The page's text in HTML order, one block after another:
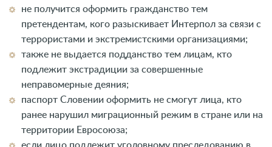
не получится оформить гражданство тем
претендентам, кого разыскивает Интерпол за связи с
террористами и экстремистскими организациями;
также не выдается подданство тем лицам, кто
подлежит экстрадиции за совершенные
неправомерные деяния;
паспорт Словении оформить не смогут лица, кто
ранее нарушил миграционный режим в стране или на
территории Евросоюза;